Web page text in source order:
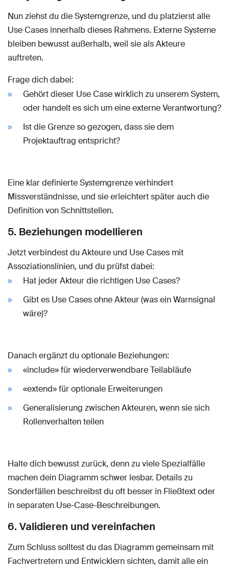
Nun ziehst du die Systemgrenze, und du platzierst alle
Use Cases innerhalb dieses Rahmens. Externe Systeme
bleiben bewusst außerhalb, weil sie als Akteure
auftreten.
Frage dich dabei:
Gehört dieser Use Case wirklich zu unserem System,
oder handelt es sich um eine externe Verantwortung?
Ist die Grenze so gezogen, dass sie dem
Projektauftrag entspricht?
Eine klar definierte Systemgrenze verhindert
Missverständnisse, und sie erleichtert später auch die
Definition von Schnittstellen.
5. Beziehungen modellieren
Jetzt verbindest du Akteure und Use Cases mit
Assoziationslinien, und du prüfst dabei:
Hat jeder Akteur die richtigen Use Cases?
Gibt es Use Cases ohne Akteur (was ein Warnsignal
wäre)?
Danach ergänzt du optionale Beziehungen:
«include» für wiederverwendbare Teilabläufe
«extend» für optionale Erweiterungen
Generalisierung zwischen Akteuren, wenn sie sich
Rollenverhalten teilen
Halte dich bewusst zurück, denn zu viele Spezialfälle
machen dein Diagramm schwer lesbar. Details zu
Sonderfällen beschreibst du oft besser in Fließtext oder
in separaten Use-Case-Beschreibungen.
6. Validieren und vereinfachen
Zum Schluss solltest du das Diagramm gemeinsam mit
Fachvertretern und Entwicklern sichten, damit alle ein